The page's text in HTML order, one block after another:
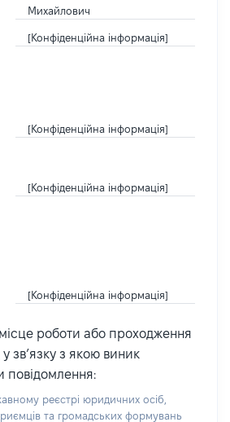
Михайлович
[Конфіденційна інформація]
[Конфіденційна інформація]
[Конфіденційна інформація]
[Конфіденційна інформація]
роботи або проходження
зв’язку з якою виник
повідомлення:
реєстрі юридичних осіб,
та громадських формувань